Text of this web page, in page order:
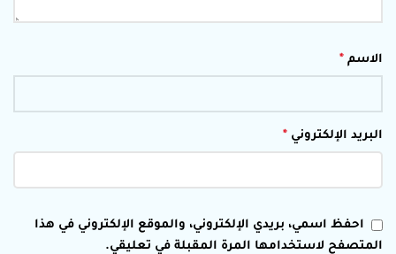
الاسم *
البريد الإلكتروني *
احفظ اسمي، بريدي الإلكتروني، والموقع الإلكتروني في هذا
المتصفح لاستخدامها المرة المقبلة في تعليقي.